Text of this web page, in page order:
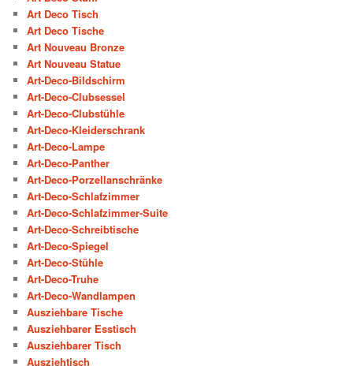
Art Deco Tisch
Art Deco Tische
Art Nouveau Bronze
Art Nouveau Statue
Art-Deco-Bildschirm
Art-Deco-Clubsessel
Art-Deco-Clubstühle
Art-Deco-Kleiderschrank
Art-Deco-Lampe
Art-Deco-Panther
Art-Deco-Porzellanschränke
Art-Deco-Schlafzimmer
Art-Deco-Schlafzimmer-Suite
Art-Deco-Schreibtische
Art-Deco-Spiegel
Art-Deco-Stühle
Art-Deco-Truhe
Art-Deco-Wandlampen
Ausziehbare Tische
Ausziehbarer Esstisch
Ausziehbarer Tisch
Ausziehtisch